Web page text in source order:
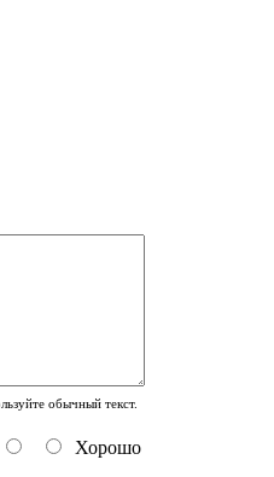
обычный текст.
Хорошо